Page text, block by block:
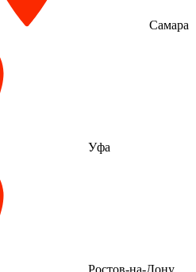
Самара
Уфа
Ростов-на-Дону